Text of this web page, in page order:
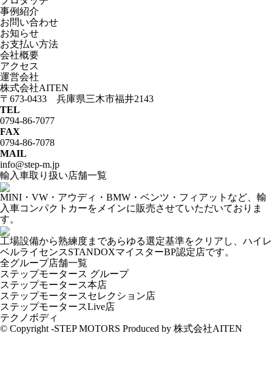
事例紹介
お問い合わせ
お知らせ
お支払い方法
会社概要
アクセス
運営会社
株式会社AITEN
〒673-0433 兵庫県三木市福井2143
TEL
0794-86-7077
FAX
0794-86-7078
MAIL
info@step-m.jp
輸入車取り扱い店舗一覧
MINI・VW・アウディ・BMW・ベンツ・フィアットなど、輸
入車コンパクトカーをメインに販売させていただいておりま
す。
工場設備から熟練度まであらゆる選定基準をクリアし、ハイレ
ベルライセンスSTANDOXマイスターBP認定店です。
全グループ店舗一覧
ステップモータース グループ
ステップモータース本店
ステップモータースセレクション店
ステップモータースLive店
テクノボディ
© Copyright -STEP MOTORS Produced by 株式会社AITEN